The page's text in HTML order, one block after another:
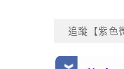
追蹤【紫色